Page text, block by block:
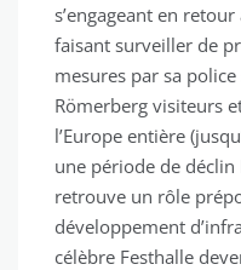
s’engageant en
faisant surveiller de
mesures par sa
Römerberg visiteurs
l’Europe entière
une période de
retrouve un rôle
développement
célèbre Festhalle